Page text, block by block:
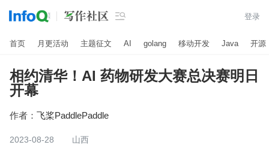
 登录
首页 月更活动 主题征文 AI golang 移动开发 Java 开源
相约清华！AI 药物研发大赛总决赛明日
开幕
作者： 飞桨PaddlePaddle
2023-08-28
山西